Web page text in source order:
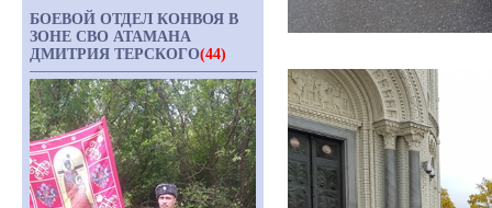
БОЕВОЙ ОТДЕЛ КОНВОЯ В
ЗОНЕ СВО АТАМАНА
ДМИТРИЯ ТЕРСКОГО(44)